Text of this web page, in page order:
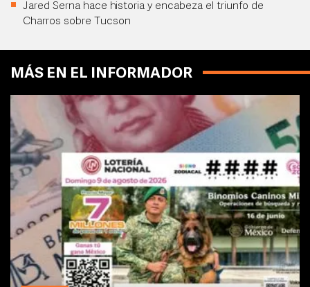
Jared Serna hace historia y encabeza el triunfo de
Charros sobre Tucson
MÁS EN EL INFORMADOR